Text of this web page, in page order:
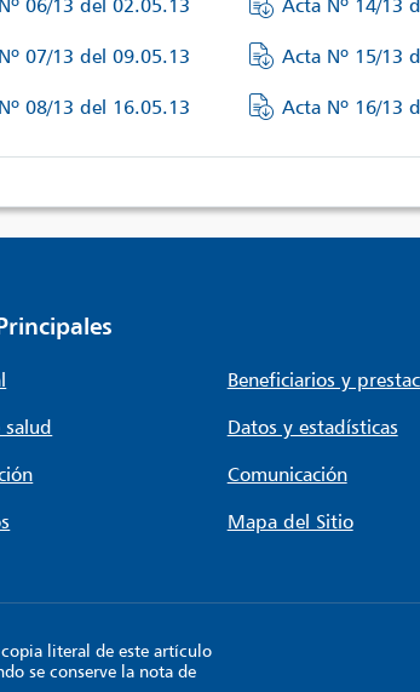
07/13 del 09.05.13
08/13 del 16.05.13
Acta Nº 15/13
Acta Nº 16/13
Beneficiarios y
salud
Datos y estadísticas
Comunicación
Mapa del Sitio
literal de este artículo
se conserve la nota de